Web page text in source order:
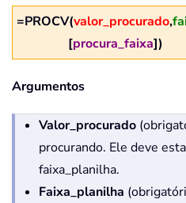
=PROCV(valor_procurado,
[procura_faixa])
Argumentos
Valor_procurado
procurando. Ele deve
faixa_planilha.
Faixa_planilha